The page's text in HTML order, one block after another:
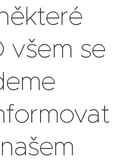
všem se